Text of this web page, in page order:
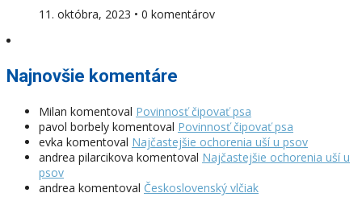
11. októbra, 2023 • 0 komentárov
Najnovšie komentáre
Milan komentoval Povinnosť čipovať psa
pavol borbely komentoval Povinnosť čipovať psa
evka komentoval Najčastejšie ochorenia uší u psov
andrea pilarcikova komentoval Najčastejšie ochorenia uší u
psov
andrea komentoval Československý vlčiak